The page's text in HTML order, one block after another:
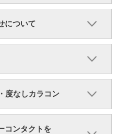
について
度なしカラコン
コンタクトを